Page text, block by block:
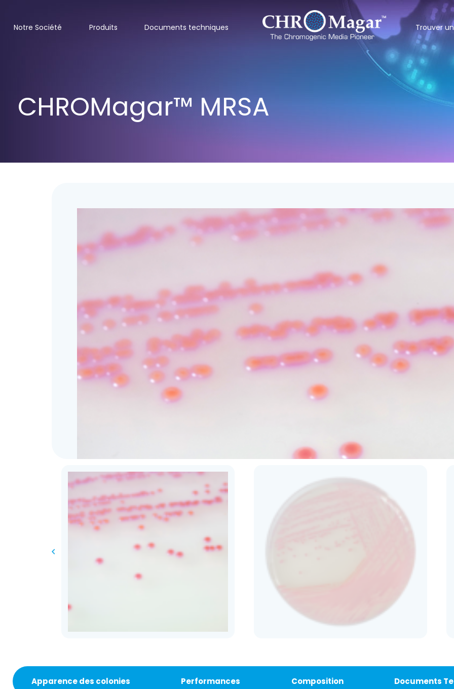
Notre Société Produits Documents techniques Trouver
CHROMagar™ MRSA
Apparence des colonies Performances Composition Documents